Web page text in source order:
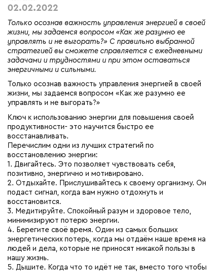
02.02.2022
Только осознав важность управления энергией в своей
жизни, мы задаемся вопросом «Как же разумно ее
управлять и не выгорать?» С правильно выбранной
стратегией вы сможете справляется с ежедневными
задачами и трудностями и при этом оставаться
энергичными и сильными.
Только осознав важность управления энергией в своей
жизни, мы задаемся вопросом «Как же разумно ее
управлять и не выгорать?»
Ключ к использованию энергии для повышения своей
продуктивности- это научится быстро ее
восстанавливать.
Перечислим одни из лучших стратегий по
восстановлению энергии:
1. Двигайтесь. Это позволяет чувствовать себя,
позитивно, энергично и мотивировано.
2. Отдыхайте. Прислушивайтесь к своему организму. Он
подаст сигнал, когда вам нужно отдохнуть и
восстановится.
3. Медитируйте. Спокойный разум и здоровое тело,
минимизируют потерю энергии.
4. Берегите своё время. Один из самых больших
энергетических потерь, когда мы отдаём наше время на
людей и дела, которые не приносят никакой пользы в
нашу жизнь.
5. Дышите. Когда что то идёт не так, вместо того чтобы